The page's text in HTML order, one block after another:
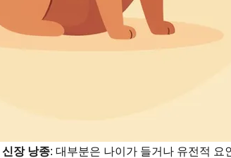
신장 낭종: 대부분은 나이가 들거나 유전적 요